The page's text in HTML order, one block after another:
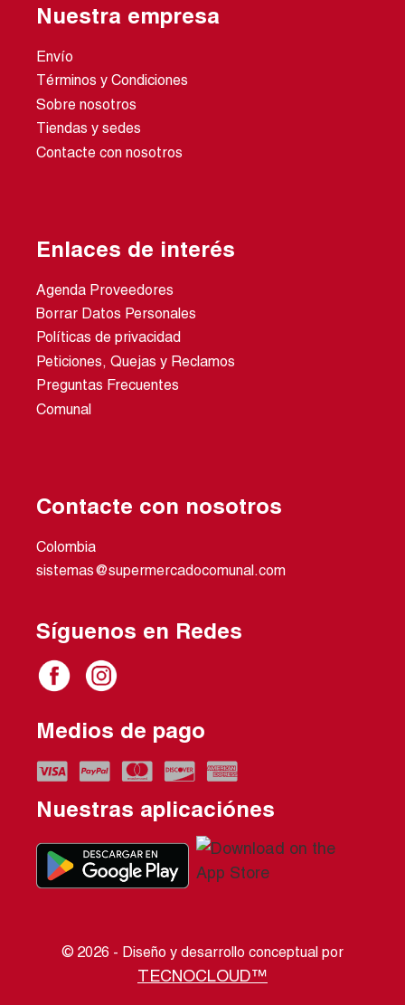
Nuestra empresa
Envío
Términos y Condiciones
Sobre nosotros
Tiendas y sedes
Contacte con nosotros
Enlaces de interés
Agenda Proveedores
Borrar Datos Personales
Políticas de privacidad
Peticiones, Quejas y Reclamos
Preguntas Frecuentes
Comunal
Contacte con nosotros
Colombia
sistemas@supermercadocomunal.com
Síguenos en Redes
Medios de pago
Nuestras aplicaciónes
© 2026 - Diseño y desarrollo conceptual por
TECNOCLOUD™